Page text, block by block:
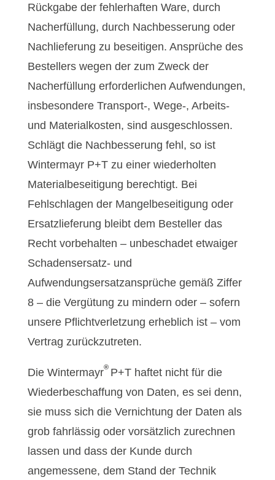
Rückgabe der fehlerhaften Ware, durch
Nacherfüllung, durch Nachbesserung oder
Nachlieferung zu beseitigen. Ansprüche des
Bestellers wegen der zum Zweck der
Nacherfüllung erforderlichen Aufwendungen,
insbesondere Transport-, Wege-, Arbeits-
und Materialkosten, sind ausgeschlossen.
Schlägt die Nachbesserung fehl, so ist
Wintermayr P+T zu einer wiederholten
Materialbeseitigung berechtigt. Bei
Fehlschlagen der Mangelbeseitigung oder
Ersatzlieferung bleibt dem Besteller das
Recht vorbehalten – unbeschadet etwaiger
Schadensersatz- und
Aufwendungsersatzansprüche gemäß Ziffer
8 – die Vergütung zu mindern oder – sofern
unsere Pflichtverletzung erheblich ist – vom
Vertrag zurückzutreten.
Die Wintermayr® P+T haftet nicht für die
Wiederbeschaffung von Daten, es sei denn,
sie muss sich die Vernichtung der Daten als
grob fahrlässig oder vorsätzlich zurechnen
lassen und dass der Kunde durch
angemessene, dem Stand der Technik